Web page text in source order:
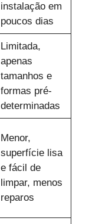
instalação em
poucos dias
Limitada,
apenas
tamanhos e
formas pré-
determinadas
Menor,
superfície lisa
e fácil de
limpar, menos
reparos